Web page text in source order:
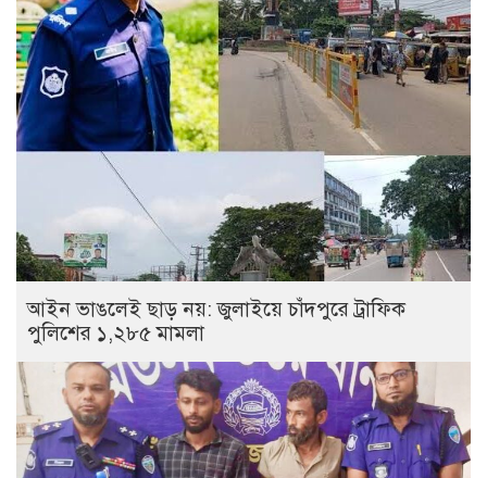
আইন ভাঙলেই ছাড় নয়: জুলাইয়ে চাঁদপুরে ট্রাফিক
পুলিশের ১,২৮৫ মামলা